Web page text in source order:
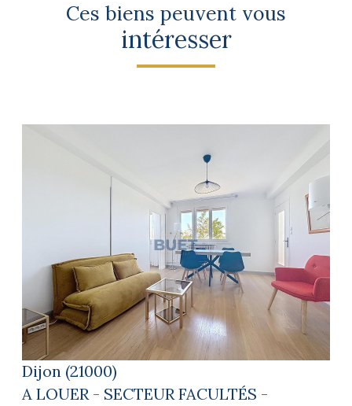
Ces biens peuvent vous
intéresser
voir le bien
Dijon (21000)
A LOUER - SECTEUR FACULTÉS -